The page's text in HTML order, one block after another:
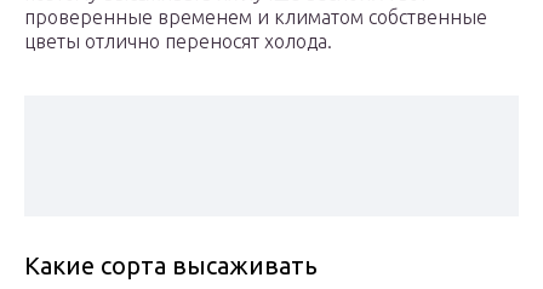
проверенные временем и климатом собственные
цветы отлично переносят холода.
Какие сорта высаживать